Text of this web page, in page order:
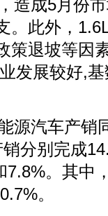
造成5月份
。此外，
策退坡等因
发展较好,
源汽车产销
分别完成
7.8%。其中
。